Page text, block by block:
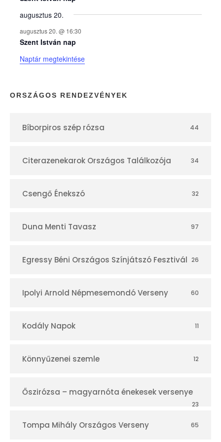
k
n
a
p
r
augusztus 20.
augusztus 20. @ 16:30
Szent István nap
Naptár megtekintése
ORSZÁGOS RENDEZVÉNYEK
Bíborpiros szép rózsa 44
Citerazenekarok Országos Találkozója 34
Csengő Énekszó 32
Duna Menti Tavasz 97
Egressy Béni Országos Színjátszó Fesztivál 26
Ipolyi Arnold Népmesemondó Verseny 60
Kodály Napok 11
Könnyűzenei szemle 12
Őszirózsa – magyarnóta énekesek versenye
23
Tompa Mihály Országos Verseny 65